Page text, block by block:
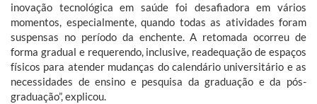
inovação tecnológica em saúde foi desafiadora em vários
momentos, especialmente, quando todas as atividades foram
suspensas no período da enchente. A retomada ocorreu de
forma gradual e requerendo, inclusive, readequação de espaços
físicos para atender mudanças do calendário universitário e as
necessidades de ensino e pesquisa da graduação e da pós-
graduação”, explicou.